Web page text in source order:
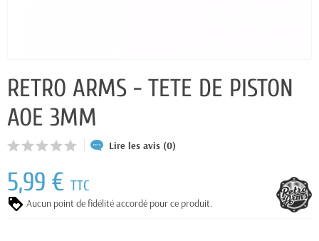
RETRO ARMS - TETE DE PISTON
AOE 3MM
Lire les avis (0)
5,99 € TTC
Aucun point de fidélité accordé pour ce produit.